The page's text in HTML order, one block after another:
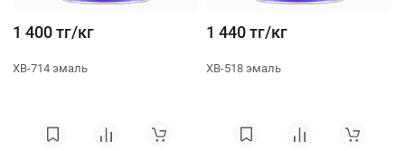
1 400 тг/кг
ХВ-714 эмаль
1 440 тг/кг
ХВ-518 эмаль